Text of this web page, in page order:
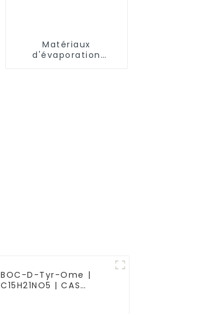
Matériaux
d'évaporation
BOC-D-Tyr-Ome |
C15H21NO5 | CAS